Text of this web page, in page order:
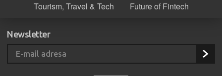
Tourism, Travel & Tech
Future of Fintech
Newsletter